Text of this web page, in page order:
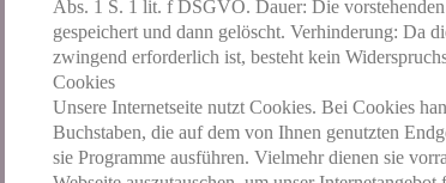
Abs. 1 S. 1 lit. f DSGVO. Dauer: Die
gespeichert und dann gelöscht. Verhinderung: Da
zwingend erforderlich ist, besteht kein
Cookies
Unsere Internetseite nutzt Cookies. Bei Cookies
Buchstaben, die auf dem von Ihnen genutzten
sie Programme ausführen. Vielmehr dienen sie